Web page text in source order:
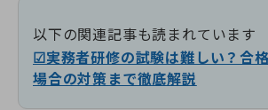
以下の関連記事も読まれています
☑実務者研修の試験は難しい？合
場合の対策まで徹底解説